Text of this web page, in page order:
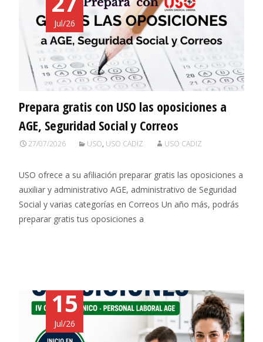
Jul/26
Prepara gratis con USO las oposiciones a
AGE, Seguridad Social y Correos
27/07/2026 USO, USO CADIZ USO CADIZ
USO ofrece a su afiliación preparar gratis las oposiciones a
auxiliar y administrativo AGE, administrativo de Seguridad
Social y varias categorías en Correos Un año más, podrás
preparar gratis tus oposiciones a
15
Jul/26